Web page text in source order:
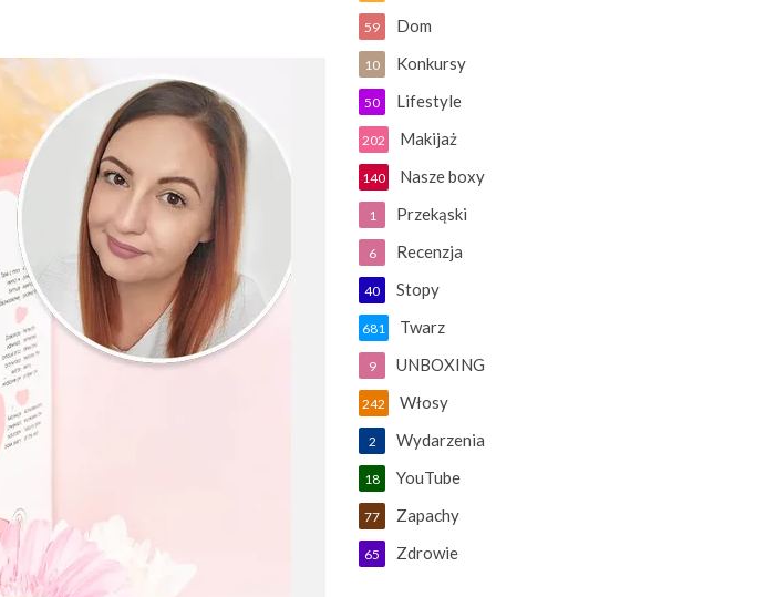
Dom
59
Konkursy
10
Lifestyle
50
Makijaż
202
Nasze boxy
140
Przekąski
1
Recenzja
6
Stopy
40
Twarz
681
UNBOXING
9
Włosy
242
Wydarzenia
2
YouTube
18
Zapachy
77
Zdrowie
65